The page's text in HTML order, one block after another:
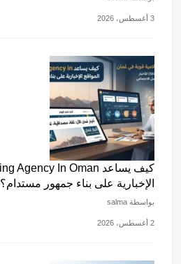
3 أغسطس، 2026
الإخبارية على بناء جمهور مستدام؟
بواسطة salma
2 أغسطس، 2026